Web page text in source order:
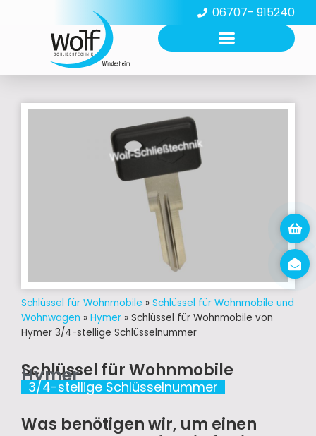
06707- 915240
Schlüssel für Wohnmobile » Schlüssel für Wohnmobile und
Wohnwagen » Hymer » Schlüssel für Wohnmobile von
Hymer 3/4-stellige Schlüsselnummer
Schlüssel für Wohnmobile
Hymer
3/4-stellige Schlüsselnummer
Was benötigen wir, um einen